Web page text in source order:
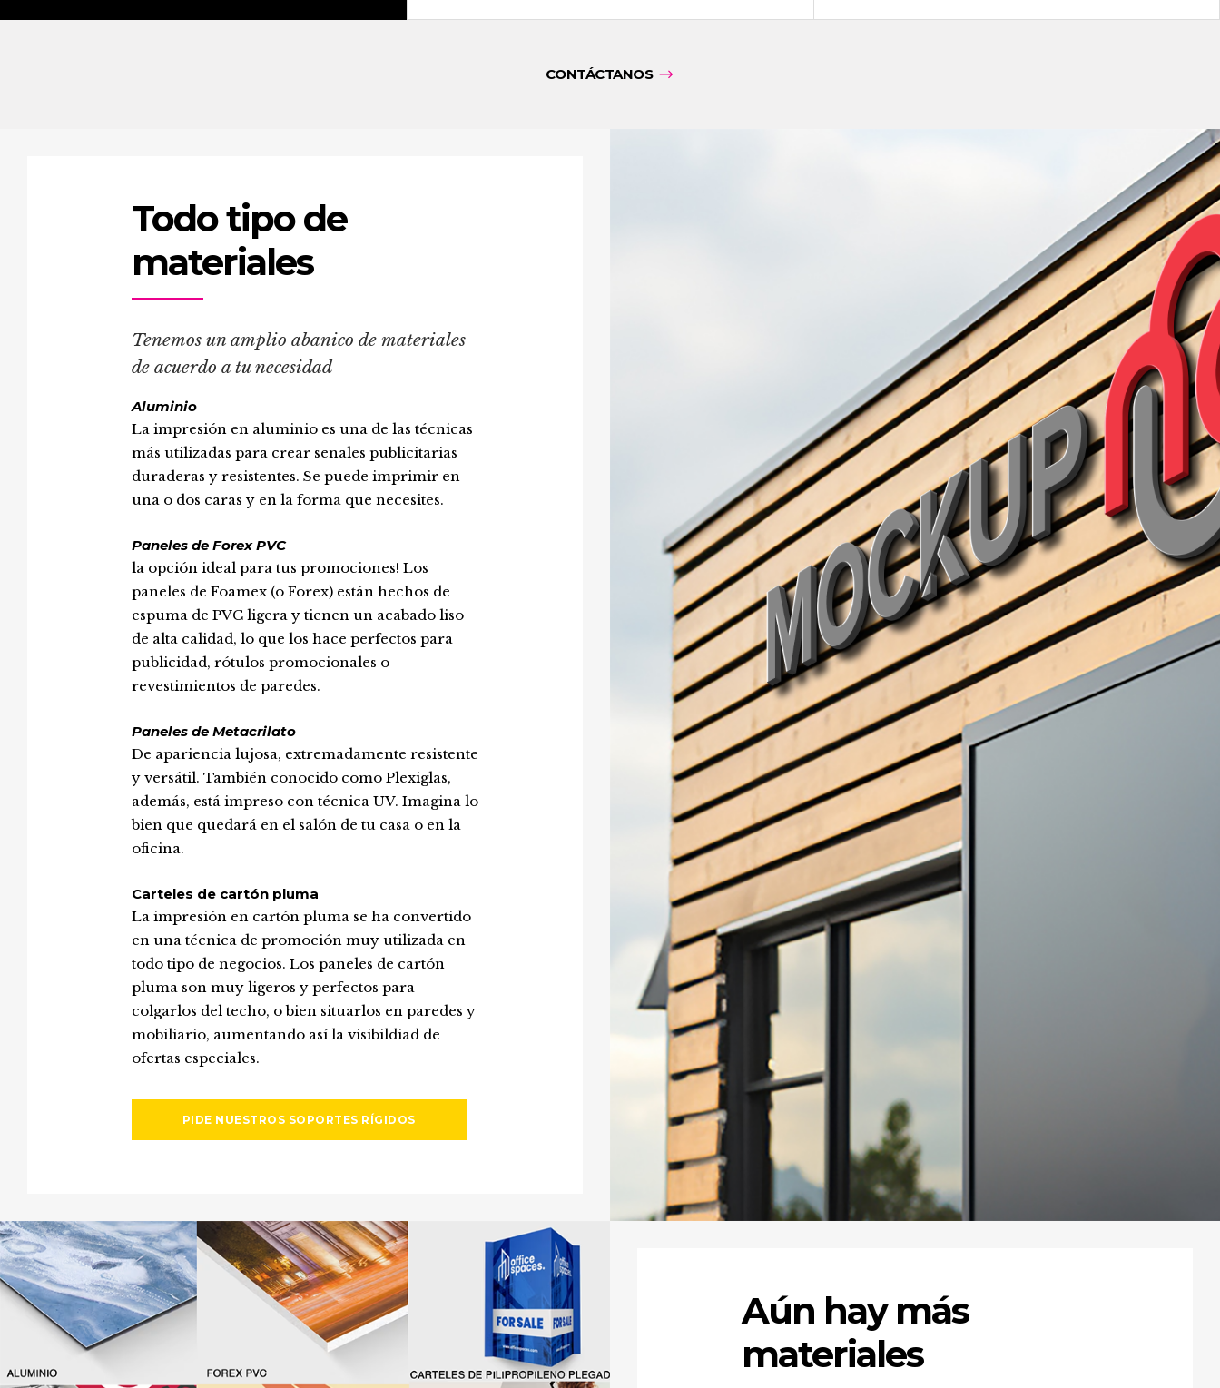
CONTÁCTANOS
Todo tipo de
materiales
Tenemos un amplio abanico de materiales
de acuerdo a tu necesidad
Aluminio
La impresión en aluminio es una de las técnicas
más utilizadas para crear señales publicitarias
duraderas y resistentes. Se puede imprimir en
una o dos caras y en la forma que necesites.
Paneles de Forex PVC
la opción ideal para tus promociones! Los
paneles de Foamex (o Forex) están hechos de
espuma de PVC ligera y tienen un acabado liso
de alta calidad, lo que los hace perfectos para
publicidad, rótulos promocionales o
revestimientos de paredes.
Paneles de Metacrilato
De apariencia lujosa, extremadamente resistente
y versátil. También conocido como Plexiglas,
además, está impreso con técnica UV. Imagina lo
bien que quedará en el salón de tu casa o en la
oficina.
Carteles de cartón pluma
La impresión en cartón pluma se ha convertido
en una técnica de promoción muy utilizada en
todo tipo de negocios. Los paneles de cartón
pluma son muy ligeros y perfectos para
colgarlos del techo, o bien situarlos en paredes y
mobiliario, aumentando así la visibildiad de
ofertas especiales.
PIDE NUESTROS SOPORTES RÍGIDOS
Aún hay más
materiales